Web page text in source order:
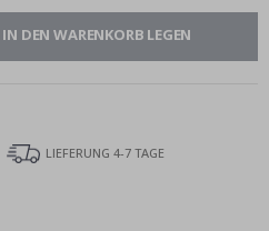
IN DEN WARENKORB LEGEN
LIEFERUNG 4-7 TAGE